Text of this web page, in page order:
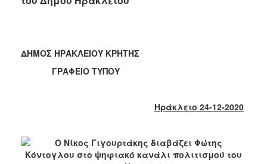
2021
2012
ΔΗΜΟΣ ΗΡΑΚΛΕΙΟΥ ΚΡΗΤΗΣ
ΓΡΑΦΕΙΟ ΤΥΠΟΥ
Ηράκλειο 24-12-2020